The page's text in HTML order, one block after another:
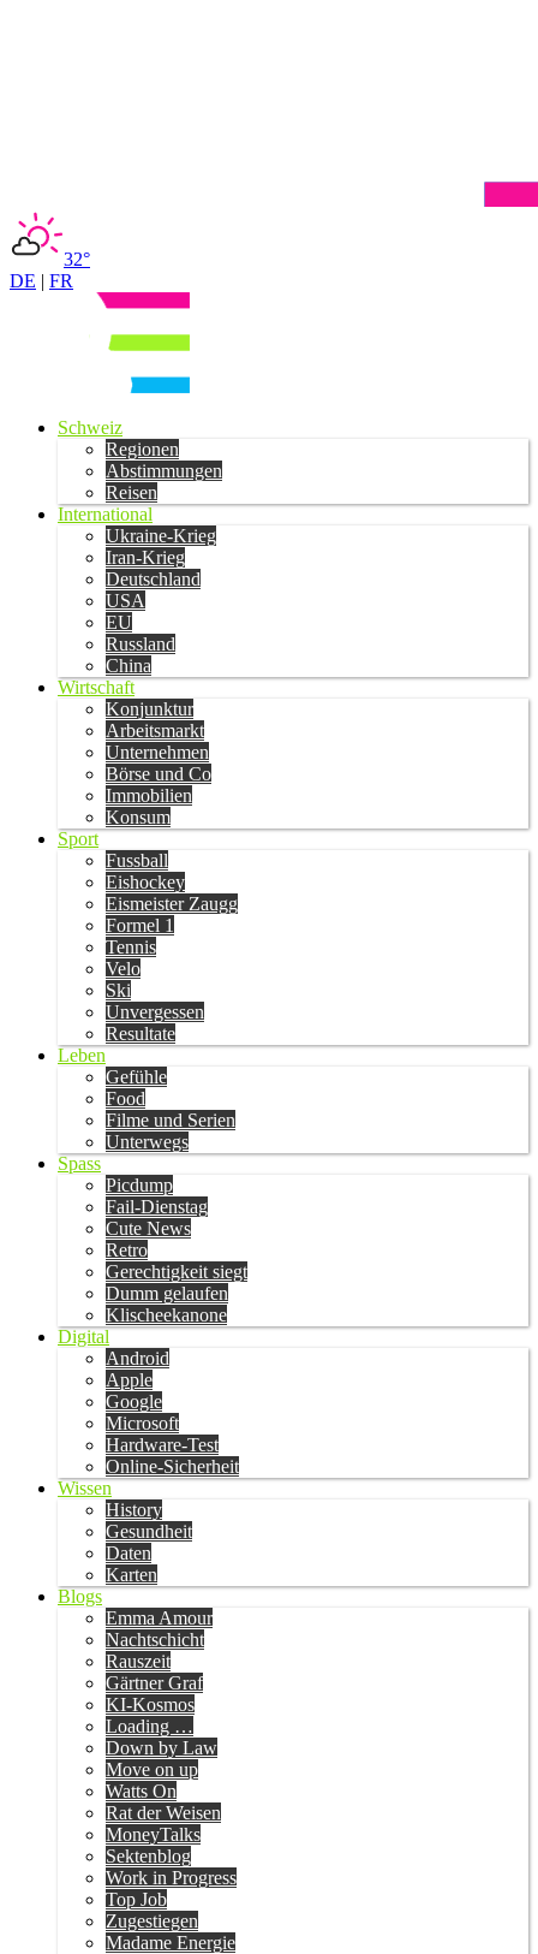
32°
DE | FR
Schweiz
Regionen
Abstimmungen
Reisen
International
Ukraine-Krieg
Iran-Krieg
Deutschland
USA
EU
Russland
China
Wirtschaft
Konjunktur
Arbeitsmarkt
Unternehmen
Börse und Co
Immobilien
Konsum
Sport
Fussball
Eishockey
Eismeister Zaugg
Formel 1
Tennis
Velo
Ski
Unvergessen
Resultate
Leben
Gefühle
Food
Filme und Serien
Unterwegs
Spass
Picdump
Fail-Dienstag
Cute News
Retro
Gerechtigkeit siegt
Dumm gelaufen
Klischeekanone
Digital
Android
Apple
Google
Microsoft
Hardware-Test
Online-Sicherheit
Wissen
History
Gesundheit
Daten
Karten
Blogs
Emma Amour
Nachtschicht
Rauszeit
Gärtner Graf
KI-Kosmos
Loading …
Down by Law
Move on up
Watts On
Rat der Weisen
MoneyTalks
Sektenblog
Work in Progress
Top Job
Zugestiegen
Madame Energie